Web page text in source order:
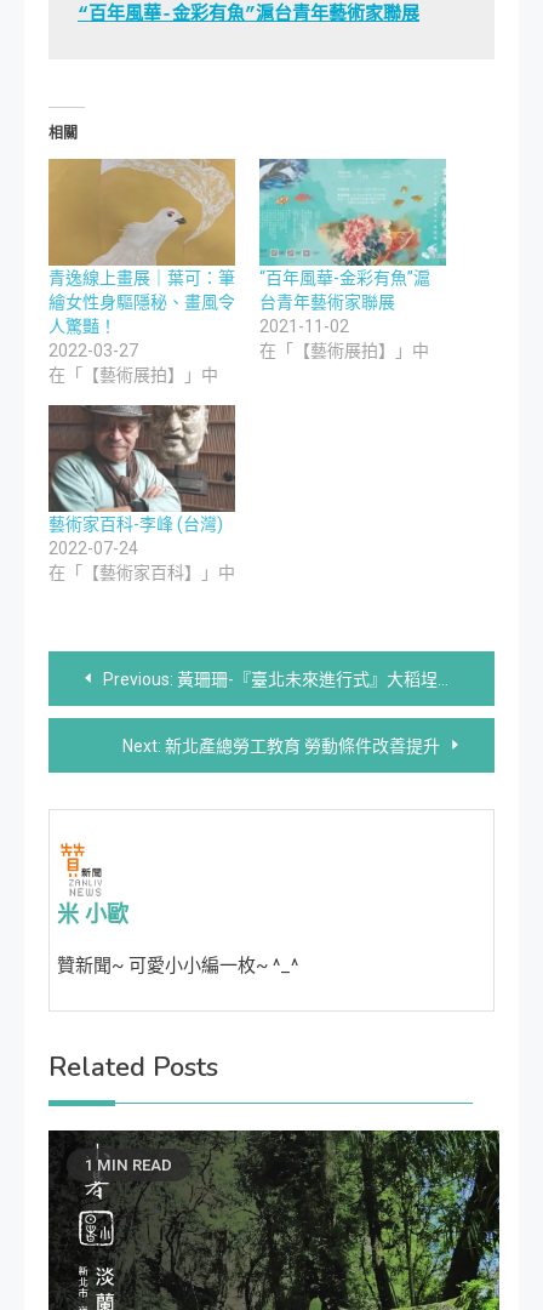
“百年風華-金彩有魚”滬台青年藝術家聯展
相關
青逸線上畫展｜葉可：筆
繪女性身驅隱秘、畫風令
人驚豔！
2022-03-27
在「【藝術展拍】」中
“百年風華-金彩有魚”滬
台青年藝術家聯展
2021-11-02
在「【藝術展拍】」中
藝術家百科-李峰 (台灣)
2022-07-24
在「【藝術家百科】」中
文
章
導
Previous: 黃珊珊-『臺北未來進行式』大稻埕珊珊會，讓首都成為一個兼具智慧及藝文的美麗城市
Next: 新北產總勞工教育 勞動條件改善提升
米 小歐
贊新聞~ 可愛小小編一枚~ ^_^
Related Posts
1 MIN READ